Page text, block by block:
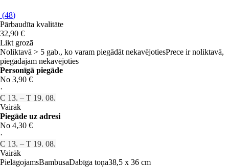
(48)
Pārbaudīta kvalitāte
32,90 €
Likt grozā
Noliktavā > 5 gab., ko varam piegādāt nekavējotiesPrece ir noliktavā,
piegādājam nekavējoties
Personīgā piegāde
No 3,90 €
·
C 13. – T 19. 08.
Vairāk
Piegāde uz adresi
No 4,30 €
·
C 13. – T 19. 08.
Vairāk
PielāgojamsBambusaDabīga toņa38,5 x 36 cm